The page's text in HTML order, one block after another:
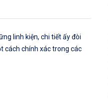
linh kiện, chi tiết ấy đòi
cách chính xác trong các